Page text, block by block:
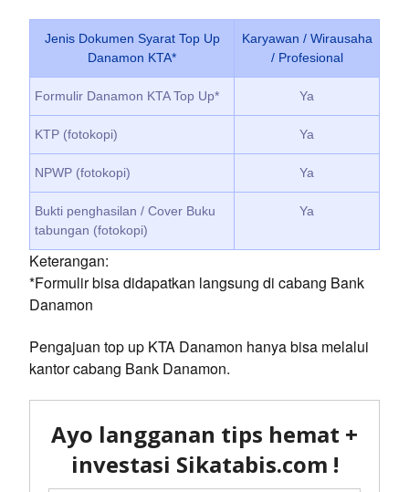
Jenis Dokumen Syarat Top Up
Danamon KTA*
Karyawan / Wirausaha
/ Profesional
Formulir Danamon KTA Top Up* Ya
KTP (fotokopi) Ya
NPWP (fotokopi) Ya
Bukti penghasilan / Cover Buku
tabungan (fotokopi)
Ya
Keterangan:
*Formulir bisa didapatkan langsung di cabang Bank
Danamon
Pengajuan top up KTA Danamon hanya bisa melalui
kantor cabang Bank Danamon.